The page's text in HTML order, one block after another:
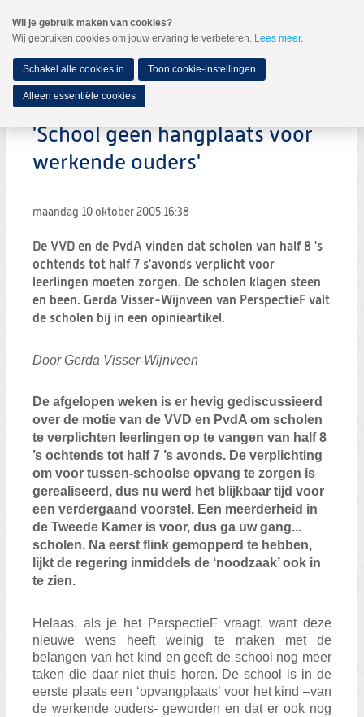
naar
Spring
de
inhoud
Spring
naar
hoofdmenu
MENU
Zoeken:
'School geen hangplaats voor
werkende ouders'
maandag 10 oktober 2005 16:38
De VVD en de PvdA vinden dat scholen van half 8 's
ochtends tot half 7 s'avonds verplicht voor
leerlingen moeten zorgen. De scholen klagen steen
en been. Gerda Visser-Wijnveen van PerspectieF valt
de scholen bij in een opinieartikel.
Door Gerda Visser-Wijnveen
De afgelopen weken is er hevig gediscussieerd
over de motie van de VVD en PvdA om scholen
te verplichten leerlingen op te vangen van half 8
’s ochtends tot half 7 ’s avonds. De verplichting
om voor tussen-schoolse opvang te zorgen is
gerealiseerd, dus nu werd het blijkbaar tijd voor
een verdergaand voorstel. Een meerderheid in
de Tweede Kamer is voor, dus ga uw gang...
scholen. Na eerst flink gemopperd te hebben,
lijkt de regering inmiddels de ‘noodzaak’ ook in
te zien.
Helaas, als je het PerspectieF vraagt, want deze
nieuwe wens heeft weinig te maken met de
belangen van het kind en geeft de school nog meer
taken die daar niet thuis horen. De school is in de
eerste plaats een ‘opvangplaats’ voor het kind –van
de werkende ouders- geworden en dat er ook nog
Wil je gebruik maken van cookies?
Wij gebruiken cookies om jouw ervaring te verbeteren. Lees meer.
Schakel alle cookies in Toon cookie-instellingen
Alleen essentiële cookies